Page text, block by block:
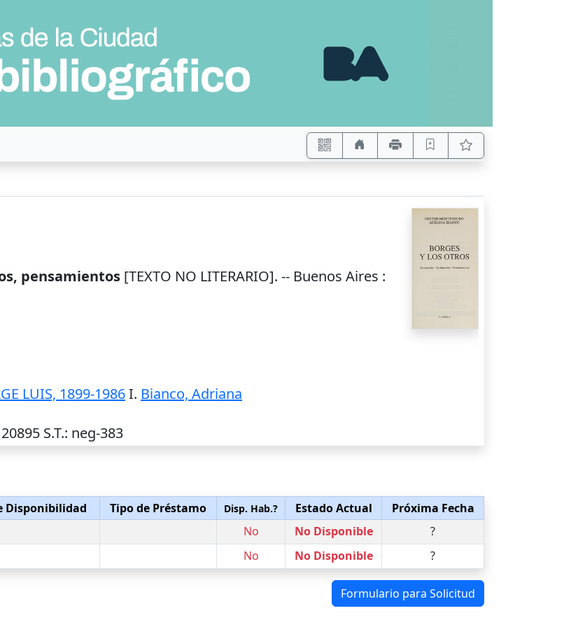
pensamientos [TEXTO NO LITERARIO]. -- Buenos Aires :
LUIS, 1899-1986I. Bianco, Adriana
S.T.: neg-383
Disponibilidad Tipo de Préstamo Disp. Hab.? Estado Actual
Próxima Fecha
No No Disponible
?
No No Disponible ?
Formulario para Solicitud